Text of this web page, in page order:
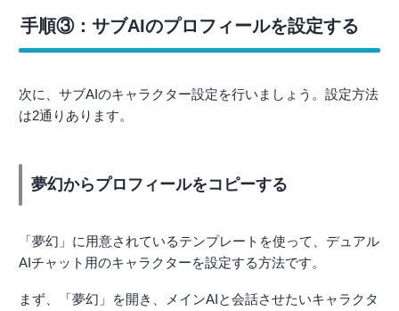
手順③：サブAIのプロフィールを設定する
次に、サブAIのキャラクター設定を行いましょう。設定方法
は2通りあります。
夢幻からプロフィールをコピーする
「夢幻」に用意されているテンプレートを使って、デュアル
AIチャット用のキャラクターを設定する方法です。
まず、「夢幻」を開き、メインAIと会話させたいキャラクタ